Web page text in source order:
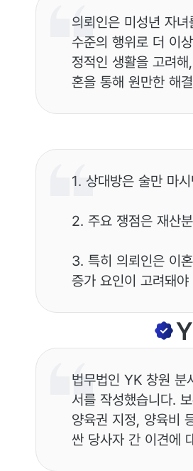
의뢰인은 미성년 자
수준의 행위로 더 이
정적인 생활을 고려
혼을 통해 원만한 해
1. 상대방은 술만 마
2. 주요 쟁점은 재산
3. 특히 의뢰인은 이
증가 요인이 고려돼
법무법인 YK 창원 분
서를 작성했습니다.
양육권 지정, 양육비
싼 당사자 간 이견에